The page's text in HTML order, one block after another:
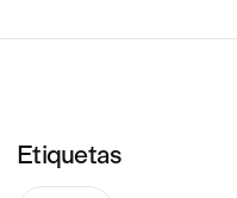
Etiquetas